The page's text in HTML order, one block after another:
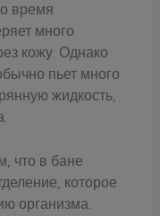
время
много
кожу. Однако
пьет много
жидкость,
что в бане
которое
организма.